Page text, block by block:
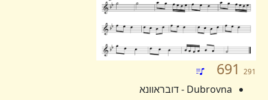
691
Dubrovna - דובראוונא